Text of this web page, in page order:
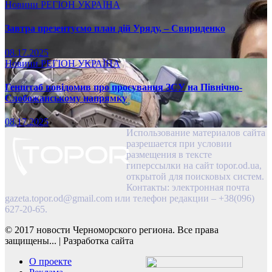
Новини РЕГІОН УКРАЇНА
Завтра презентуємо план дій Уряду, – Свириденко
08.17.2025
НовиниРЕГІОНУКРАЇНА
Генштаб повідомив про просування ЗСУ на Північно-
Слобожанському напрямку
08.17.2025
Использование материалов сайта
разрешается при условии
размещения в тексте
гиперссылки на сайт topor.od.ua,
открытой для поисковых систем.
Контакты: электронная почта
gazeta.topor.od@gmail.com или телефон редакции – +38(096)
627-20-65.
© 2017 новости Черноморского региона. Все права
защищены... | Разработка сайта
О проекте